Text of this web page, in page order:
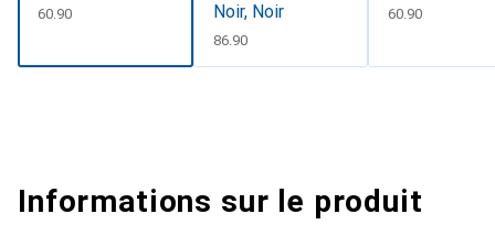
CHF
60.90
Noir, Noir
CHF
86.90
CHF
60.90
Informations sur le produit